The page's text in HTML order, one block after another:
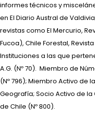
informes técnicos y
en El Diario Austral de
revistas como El Mercurio,
Fucoa), Chile Forestal,
Instituciones a las que
A.G. (Nº 70). Miembro de
(Nº 796); Miembro Activo de
Geografía; Socio Activo de
de Chile (Nº 800).